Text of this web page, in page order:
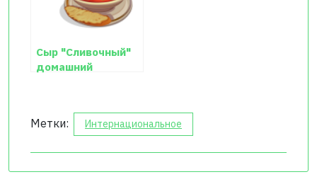
Сыр "Сливочный"
домашний
Метки: Интернациональное